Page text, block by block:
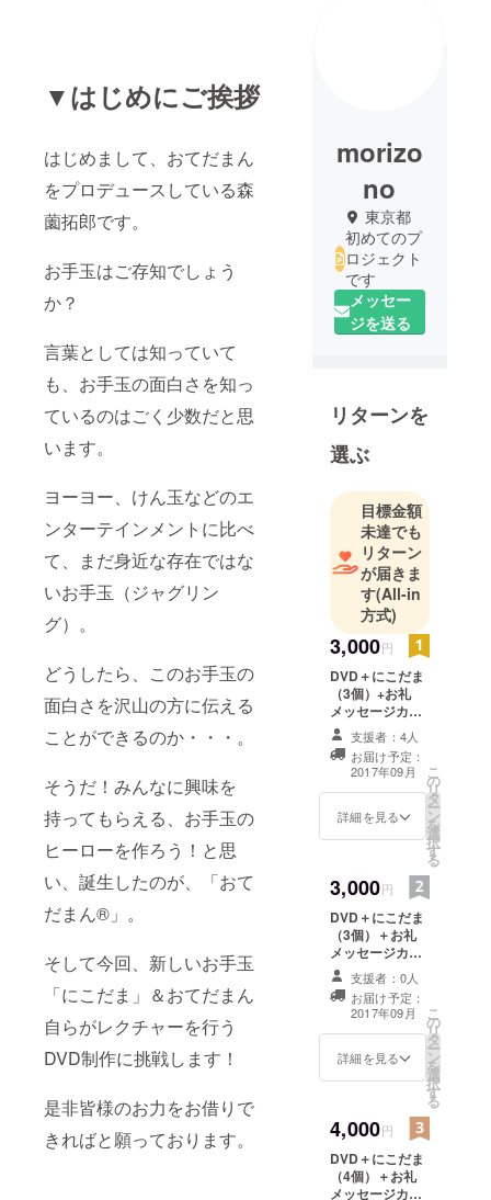
▼はじめにご挨拶
はじめまして、おてだまん
をプロデュースしている森
薗拓郎です。
お手玉はご存知でしょう
か？
言葉としては知っていて
も、お手玉の面白さを知っ
ているのはごく少数だと思
います。
ヨーヨー、けん玉などのエ
ンターテインメントに比べ
て、まだ身近な存在ではな
いお手玉（ジャグリン
グ）。
どうしたら、このお手玉の
面白さを沢山の方に伝える
ことができるのか・・・。
そうだ！みんなに興味を
持ってもらえる、お手玉の
ヒーローを作ろう！と思
い、誕生したのが、「おて
だまん®」。
そして今回、新しいお手玉
「にこだま」＆おてだまん
自らがレクチャーを行う
DVD制作に挑戦します！
是非皆様のお力をお借りで
きればと願っております。
morizo
no
東京都
初めてのプ
ロジェクト
です
メッセー
ジを送る
リターンを
選ぶ
目標金額
未達でも
リターン
が届きま
す(All-in
方式)
3,000円
DVD＋にこだま
（3個）+お礼
メッセージカー
ド
支援者：4人
お届け予定：
2017年09月
詳細を見る
こ
の
リ
タ
ー
ン
を
選
択
す
る
3,000円
DVD＋にこだま
（3個）＋お礼
メッセージカー
ド+DVDエンド
ロールにお名前
を掲載
支援者：0人
お届け予定：
2017年09月
詳細を見る
こ
の
リ
タ
ー
ン
を
選
択
す
る
4,000円
DVD＋にこだま
（4個）＋お礼
メッセージカー